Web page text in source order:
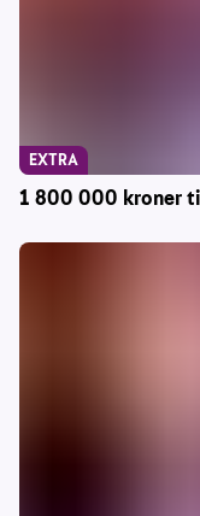
1 800 000 kroner
EXTRA